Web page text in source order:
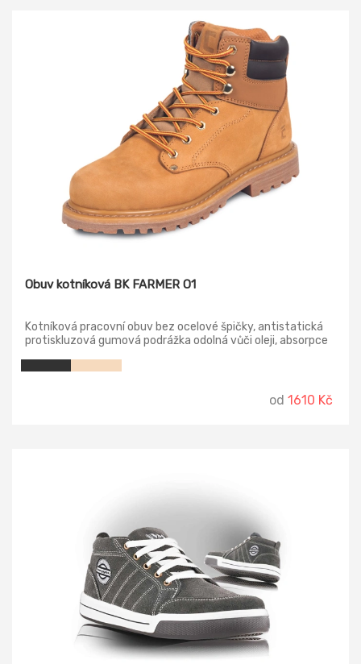
Obuv kotníková BK FARMER O1
Kotníková pracovní obuv bez ocelové špičky, antistatická
protiskluzová gumová podrážka odolná vůči oleji, absorpce
od 1610 Kč